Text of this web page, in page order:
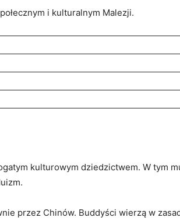
i kulturalnym⁤ Malezji.
kulturowym ⁤dziedzictwem. W tym⁤
przez​ Chinów. Buddyści wierzą w